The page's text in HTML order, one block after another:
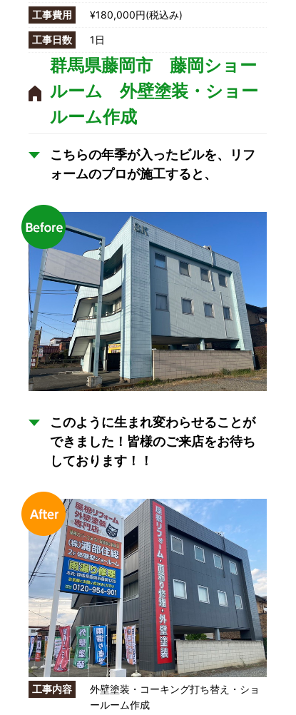
工事費用 ¥180,000円(税込み)
工事日数 1日
群馬県藤岡市 藤岡ショー
ルーム 外壁塗装・ショー
ルーム作成
こちらの年季が入ったビルを、リフ
ォームのプロが施工すると、
このように生まれ変わらせることが
できました！皆様のご来店をお待ち
しております！！
工事内容
外壁塗装・コーキング打ち替え・ショ
ールーム作成